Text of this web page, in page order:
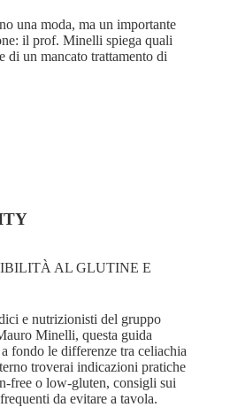
una moda, ma un importante
il prof. Minelli spiega quali
di un mancato trattamento di
AL GLUTINE E
e nutrizionisti del gruppo
Minelli, questa guida
fondo le differenze tra celiachia
troverai indicazioni pratiche
free o low-gluten, consigli sui
da evitare a tavola.